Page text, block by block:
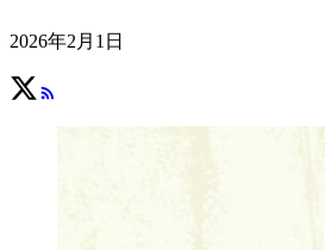
2026年2月1日